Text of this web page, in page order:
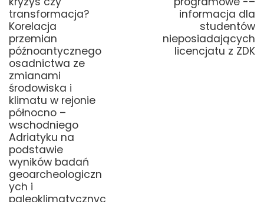
transformacja?
Korelacja
przemian
późnoantycznego
osadnictwa ze
zmianami
środowiska i
klimatu w rejonie
północno –
wschodniego
Adriatyku na
podstawie
wyników badań
geoarcheologiczn
ych i
paleoklimatycznyc
informacja dla
studentów
nieposiadających
licencjatu z ZDK